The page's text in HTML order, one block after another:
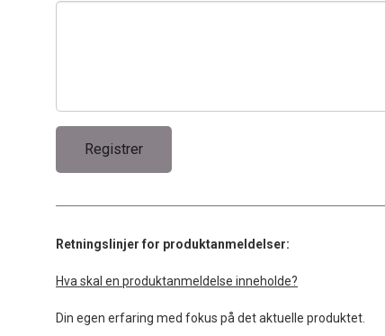
Retningslinjer for produktanmeldelser:
Hva skal en produktanmeldelse inneholde?
Din egen erfaring med fokus på det aktuelle produktet.